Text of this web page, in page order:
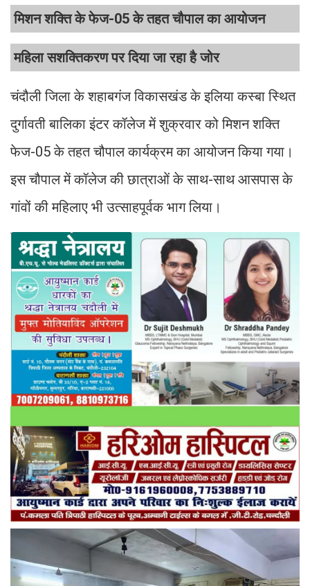
मिशन शक्ति के फेज-05 के तहत चौपाल का आयोजन
महिला सशक्तिकरण पर दिया जा रहा है जोर
चंदौली जिला के शहाबगंज विकासखंड के इलिया कस्बा स्थित
दुर्गावती बालिका इंटर कॉलेज में शुक्रवार को मिशन शक्ति
फेज-05 के तहत चौपाल कार्यक्रम का आयोजन किया गया।
इस चौपाल में कॉलेज की छात्राओं के साथ-साथ आसपास के
गांवों की महिलाए भी उत्साहपूर्वक भाग लिया।